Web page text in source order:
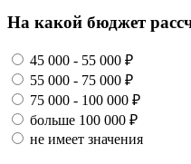
На какой бюджет
45 000 - 55 000 ₽
55 000 - 75 000 ₽
75 000 - 100 000 ₽
больше 100 000 ₽
не имеет значения